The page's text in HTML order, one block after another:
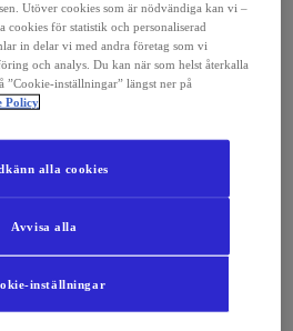
Utöver cookies som är nödvändiga kan vi –
cookies för statistik och personaliserad
in delar vi med andra företag som vi
och analys. Du kan när som helst återkalla
”Cookie-inställningar” längst ner på
Policy
inställningar
Avvisa alla
alla cookies